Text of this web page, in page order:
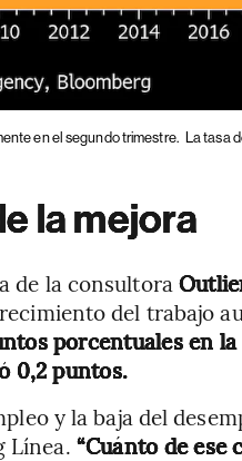
en el segundo trimestre.
La tasa
la mejora
de la consultora
del trabajo
porcentuales en
0,2 puntos.
y la baja del
Línea. “Cuánto de ese